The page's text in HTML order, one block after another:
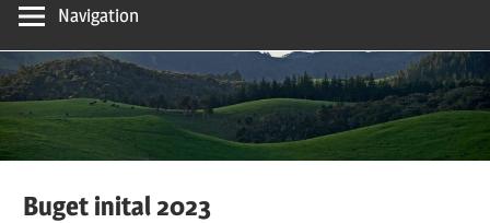
Navigation
Buget inital 2023